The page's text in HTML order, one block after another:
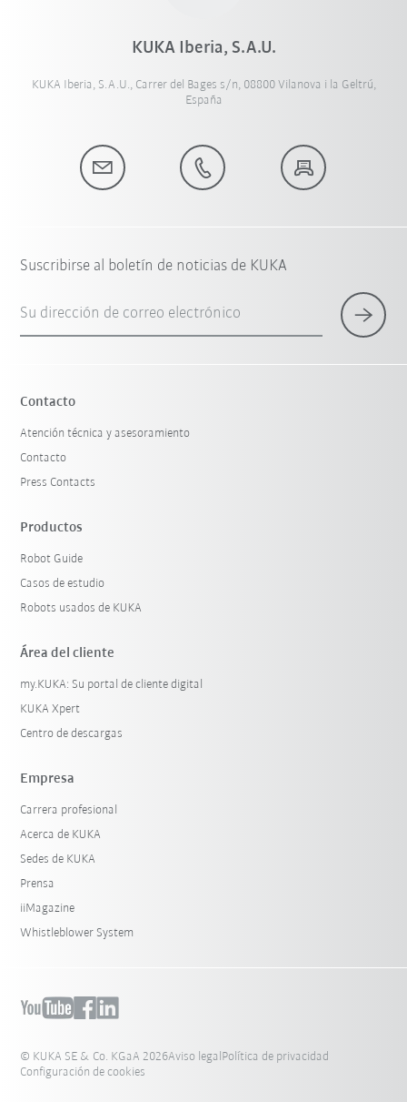
KUKA Iberia, S.A.U.
KUKA Iberia, S.A.U., Carrer del Bages s/n, 08800 Vilanova i la Geltrú,
España
Suscribirse al boletín de noticias de KUKA
Su dirección de correo electrónico
Contacto
Atención técnica y asesoramiento
Contacto
Press Contacts
Productos
Robot Guide
Casos de estudio
Robots usados de KUKA
Área del cliente
my.KUKA: Su portal de cliente digital
KUKA Xpert
Centro de descargas
Empresa
Carrera profesional
Acerca de KUKA
Sedes de KUKA
Prensa
iiMagazine
Whistleblower System
© KUKA SE & Co. KGaA 2026Aviso legalPolítica de privacidad
Configuración de cookies